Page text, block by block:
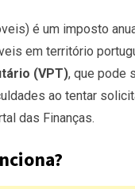
é um imposto
em território
(VPT), que pode
ao tentar
das Finanças.